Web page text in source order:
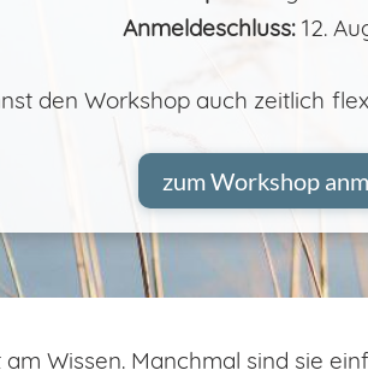
Anmeldeschluss: 12.
den Workshop auch zeitlich
zum Workshop
Wissen. Manchmal sind sie